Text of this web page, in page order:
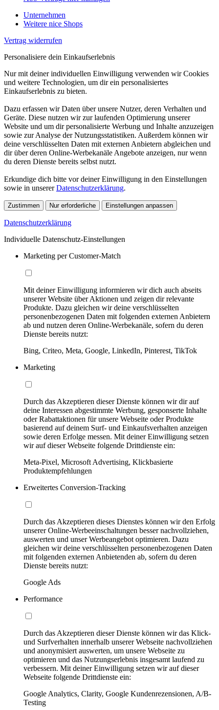
Unternehmen
Weitere nice Shops
Vertrag widerrufen
Personalisiere dein Einkaufserlebnis
Nur mit deiner individuellen Einwilligung verwenden wir Cookies
und weitere Technologien, um dir ein personalisiertes
Einkaufserlebnis zu bieten.
Dazu erfassen wir Daten über unsere Nutzer, deren Verhalten und
Geräte. Diese nutzen wir zur laufenden Optimierung unserer
Website und um dir personalisierte Werbung und Inhalte anzuzeigen
sowie zur Analyse der Nutzungsstatistiken. Außerdem können wir
deine verschlüsselten Daten mit externen Anbietern abgleichen und
dir über deren Online-Werbekanäle Angebote anzeigen, nur wenn
du deren Dienste bereits selbst nutzt.
Erkundige dich bitte vor deiner Einwilligung in den Einstellungen
sowie in unsererDatenschutzerklärung.
Zustimmen Nur erforderliche Einstellungen anpassen
Datenschutzerklärung
Individuelle Datenschutz-Einstellungen
Marketing per Customer-Match
Mit deiner Einwilligung informieren wir dich auch abseits
unserer Website über Aktionen und zeigen dir relevante
Produkte. Dazu gleichen wir deine verschlüsselten
personenbezogenen Daten mit folgenden externen Anbietern
ab und nutzen deren Online-Werbekanäle, sofern du deren
Dienste bereits nutzt:
Bing, Criteo, Meta, Google, LinkedIn, Pinterest, TikTok
Marketing
Durch das Akzeptieren dieser Dienste können wir dir auf
deine Interessen abgestimmte Werbung, gesponserte Inhalte
oder Rabattaktionen für unsere Webseite oder Produkte
basierend auf deinem Surf- und Einkaufsverhalten anzeigen
sowie deren Erfolge messen. Mit deiner Einwilligung setzen
wir auf dieser Webseite folgende Drittdienste ein:
Meta-Pixel, Microsoft Advertising, Klickbasierte
Produktempfehlungen
Erweitertes Conversion-Tracking
Durch das Akzeptieren dieses Dienstes können wir den Erfolg
unserer Online-Werbeeinschaltungen besser nachvollziehen,
auswerten und unser Werbeangebot optimieren. Dazu
gleichen wir deine verschlüsselten personenbezogenen Daten
mit folgenden externen Anbietenden ab, sofern du deren
Dienste bereits nutzt:
Google Ads
Performance
Durch das Akzeptieren dieser Dienste können wir das Klick-
und Surfverhalten innerhalb unserer Webseite nachvollziehen
und anonymisiert auswerten, um unsere Webseite zu
optimieren und das Nutzungserlebnis insgesamt laufend zu
verbessern. Mit deiner Einwilligung setzen wir auf dieser
Webseite folgende Drittdienste ein:
Google Analytics, Clarity, Google Kundenrezensionen, A/B-
Testing